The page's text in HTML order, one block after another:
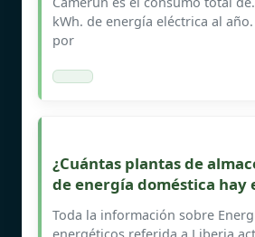
kWh. de energía eléctrica al
por
¿Cuántas plantas de
de energía doméstica hay
Toda la información sobre